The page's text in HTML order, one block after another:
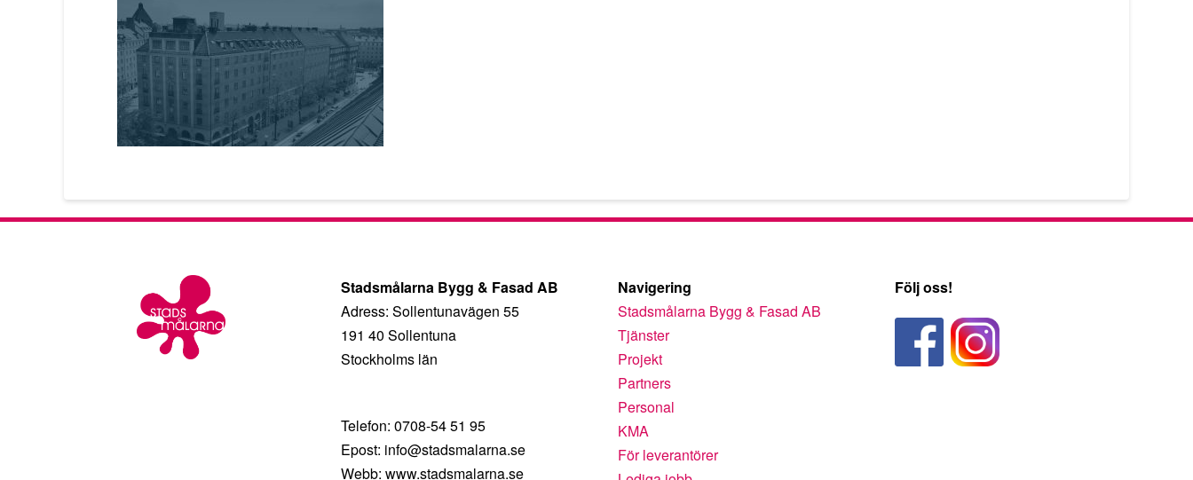
Stadsmålarna Bygg & Fasad AB
Adress: Sollentunavägen 55
191 40 Sollentuna
Stockholms län
Telefon: 0708-54 51 95
Epost: info@stadsmalarna.se
Webb: www.stadsmalarna.se
Navigering
Stadsmålarna Bygg & Fasad AB
Tjänster
Projekt
Partners
Personal
KMA
För leverantörer
Följ oss!